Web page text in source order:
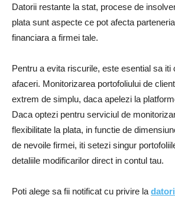
Datorii restante la stat, procese de
plata sunt aspecte ce pot afecta
financiara a firmei tale.
Pentru a evita riscurile, este esential sa iti
afaceri. Monitorizarea portofoliului de
extrem de simplu, daca apelezi la
Daca optezi pentru serviciul de
flexibilitate la plata, in functie de
de nevoile firmei, iti setezi singur
detaliile modificarilor direct in contul tau.
Poti alege sa fii notificat cu privire la